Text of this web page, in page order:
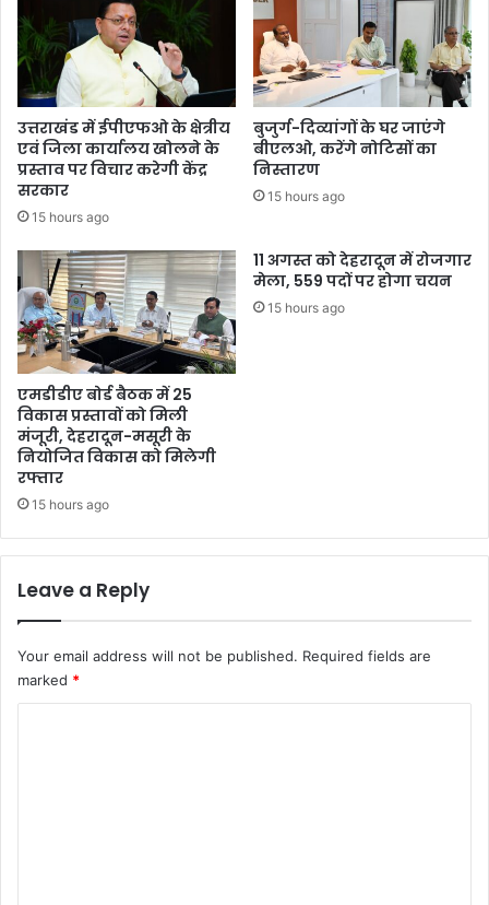
प
हुँ
चे
दू
न
ना
टी
का
उत्तराखंड में ईपीएफओ के क्षेत्रीय
एवं जिला कार्यालय खोलने के
प्रस्ताव पर विचार करेगी केंद्र
सरकार
15 hours ago
बुजुर्ग-दिव्यांगों के घर जाएंगे
बीएलओ, करेंगे नोटिसों का
निस्तारण
15 hours ago
एमडीडीए बोर्ड बैठक में 25
विकास प्रस्तावों को मिली
मंजूरी, देहरादून-मसूरी के
नियोजित विकास को मिलेगी
रफ्तार
15 hours ago
11 अगस्त को देहरादून में रोजगार
मेला, 559 पदों पर होगा चयन
15 hours ago
Leave a Reply
Your email address will not be published. Required fields are
marked *